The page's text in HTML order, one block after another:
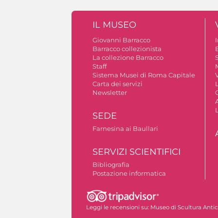
IL MUSEO
Giovanni Barracco
Barracco collezionista
La collezione Barracco
Staff
Sistema Musei di Roma Capitale
Carta dei servizi
Newsletter
SEDE
Farnesina ai Baullari
SERVIZI SCIENTIFICI
Bibliografia
Postazione informatica
Leggi le recensioni su: Museo di Scultura